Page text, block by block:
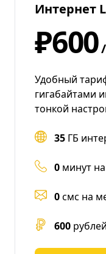
Интернет
₽600
Удобный
гигабайтами
тонкой
35 ГБ
0 минут
0смс на
600